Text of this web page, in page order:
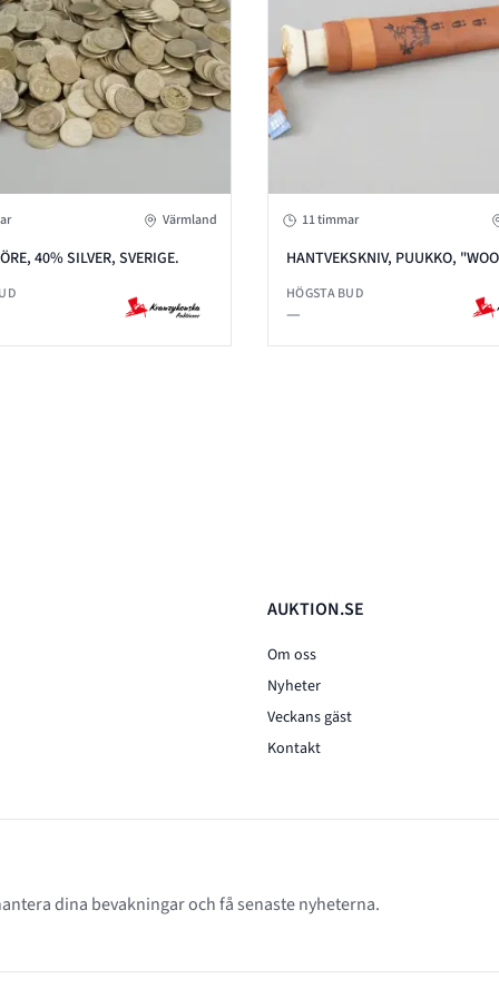
Värmland
40% SILVER, SVERIGE.
11 timmar
HANTVEKSKNIV, PUUKKO,
JEWEL" FINLAND
HÖGSTA BUD
—
AUKTION.SE
Om oss
Nyheter
Veckans gäst
Kontakt
dina bevakningar och få senaste nyheterna.